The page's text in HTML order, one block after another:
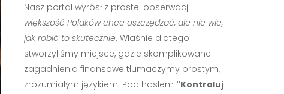
Nasz portal wyrósł z prostej obserwacji:
większość Polaków chce oszczędzać, ale nie wie,
jak robić to skutecznie. Właśnie dlatego
stworzyliśmy miejsce, gdzie skomplikowane
zagadnienia finansowe tłumaczymy prostym,
zrozumiałym językiem. Pod hasłem "Kontroluj